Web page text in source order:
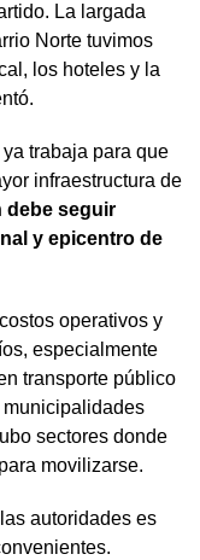
La largada
Norte tuvimos
los hoteles y la
trabaja para que
infraestructura de
debe seguir
y epicentro de
operativos y
especialmente
transporte público
sectores donde
movilizarse.
autoridades es